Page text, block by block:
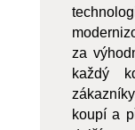
za
každý
koupí a